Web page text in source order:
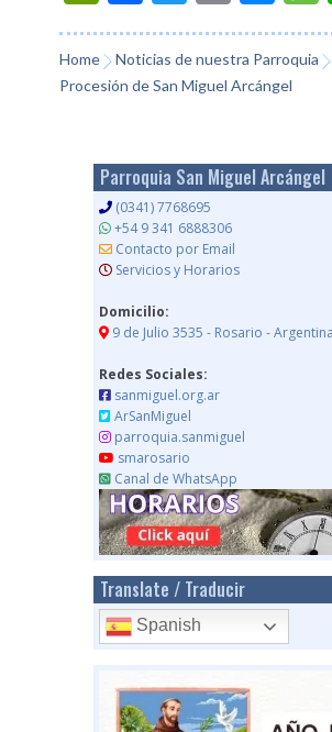
endl
y
ok
ger
e
Home Noticias de nuestra Parroquia
Procesión de San Miguel Arcángel
Parroquia San Miguel Arcángel
(0341) 7768695
+54 9 341 6888306
Contacto por Email
Servicios y Horarios
Domicilio:
9 de Julio 3535 - Rosario - Argentina
Redes Sociales:
sanmiguel.org.ar
ArSanMiguel
parroquia.sanmiguel
smarosario
Canal de WhatsApp
Translate / Traducir
Spanish